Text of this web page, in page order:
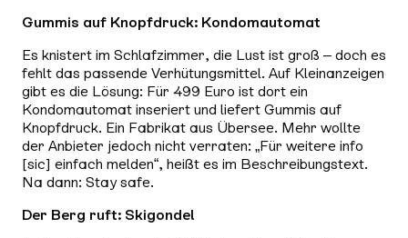
Gummis auf Knopfdruck: Kondomautomat
Es knistert im Schlafzimmer, die Lust ist groß – doch es
fehlt das passende Verhütungsmittel. Auf Kleinanzeigen
gibt es die Lösung: Für 499 Euro ist dort ein
Kondomautomat inseriert und liefert Gummis auf
Knopfdruck. Ein Fabrikat aus Übersee. Mehr wollte
der Anbieter jedoch nicht verraten: „Für weitere info
[sic] einfach melden“, heißt es im Beschreibungstext.
Na dann: Stay safe.
Der Berg ruft: Skigondel